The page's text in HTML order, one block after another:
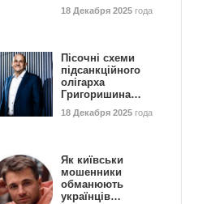
18 Декабря 2025 года
Пісочні схеми
підсанкційного
олігарха
Григоришина…
18 Декабря 2025 года
Як київськи
мошенники
обманюють
українців…